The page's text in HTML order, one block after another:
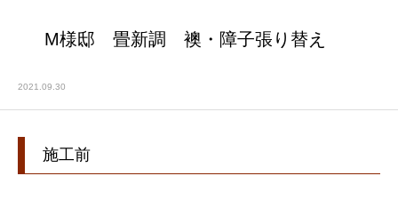
M様邸 畳新調 襖・障子張り替え
2021.09.30
施工前